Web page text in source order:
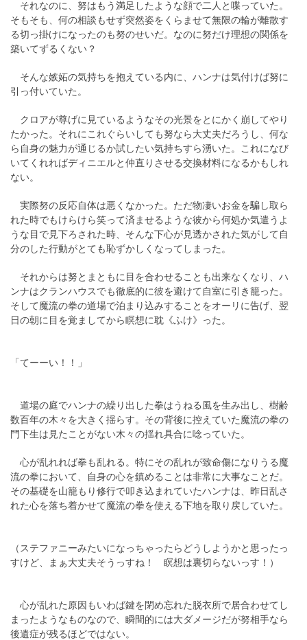
それなのに、努はもう満足したような顔で二人と喋っていた。
そもそも、何の相談もせず突然姿をくらませて無限の輪が離散す
る切っ掛けになったのも努のせいだ。なのに努だけ理想の関係を
築いてずるくない？
そんな嫉妬の気持ちを抱えている内に、ハンナは気付けば努に
引っ付いていた。
クロアが尊げに見ているようなその光景をとにかく崩してやり
たかった。それにこれぐらいしても努なら大丈夫だろうし、何な
ら自身の魅力が通じるか試したい気持ちすら湧いた。これになび
いてくれればディニエルと仲直りさせる交換材料になるかもしれ
ない。
実際努の反応自体は悪くなかった。ただ物凄いお金を騙し取ら
れた時でもけらけら笑って済ませるような彼から何処か気遣うよ
うな目で見下ろされた時、そんな下心が見透かされた気がして自
分のした行動がとても恥ずかしくなってしまった。
それからは努とまともに目を合わせることも出来なくなり、ハ
ンナはクランハウスでも徹底的に彼を避けて自室に引き籠った。
そして魔流の拳の道場で泊まり込みすることをオーリに告げ、翌
日の朝に目を覚ましてから瞑想に耽《ふけ》った。
「てーーい！！」
道場の庭でハンナの繰り出した拳はうねる風を生み出し、樹齢
数百年の木々を大きく揺らす。その背後に控えていた魔流の拳の
門下生は見たことがない木々の揺れ具合に唸っていた。
心が乱れれば拳も乱れる。特にその乱れが致命傷になりうる魔
流の拳において、自身の心を鎮めることは非常に大事なことだ。
その基礎を山籠もり修行で叩き込まれていたハンナは、昨日乱さ
れた心を落ち着かせて魔流の拳を使える下地を取り戻していた。
（ステファニーみたいになっちゃったらどうしようかと思ったっ
すけど、まぁ大丈夫そうっすね！ 瞑想は裏切らないっす！）
心が乱れた原因もいわば鍵を閉め忘れた脱衣所で居合わせてし
まったようなものなので、瞬間的には大ダメージだが努相手なら
後遺症が残るほどではない。